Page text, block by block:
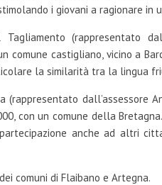
i giovani a ragionare in
(rappresentato
comune castigliano, vicino a
la similarità tra la lingua
(rappresentato dall’assessore
con un comune della
anche ad altri
comuni di Flaibano e Artegna.